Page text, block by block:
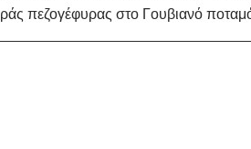
πεζογέφυρας στο Γουβιανό